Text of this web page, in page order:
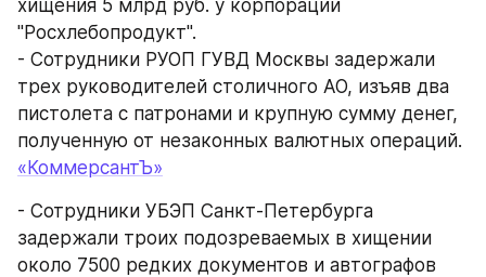
хищения 5 млрд руб. у корпорации
"Росхлебопродукт".
- Сотрудники РУОП ГУВД Москвы задержали
трех руководителей столичного АО, изъяв два
пистолета с патронами и крупную сумму денег,
полученную от незаконных валютных операций.
«КоммерсантЪ»
- Сотрудники УБЭП Санкт-Петербурга
задержали троих подозреваемых в хищении
около 7500 редких документов и автографов